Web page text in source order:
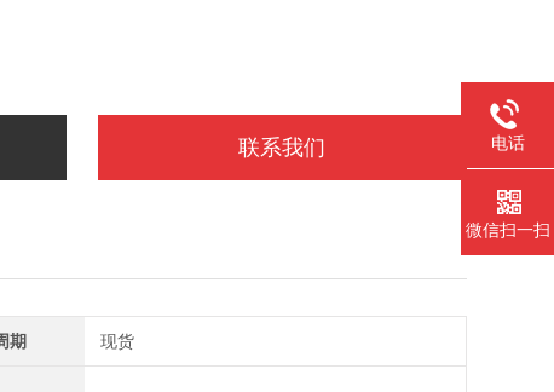
联系我们
期 现货
电话
微信扫一扫